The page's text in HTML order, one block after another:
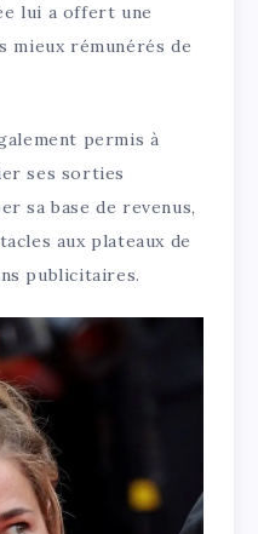
lui a offert une
mieux rémunérés de
permis à
ses sorties
sa base de revenus,
aux plateaux de
publicitaires.